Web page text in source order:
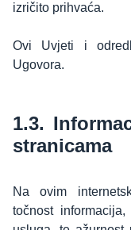
izričito prihvaća.
Ovi Uvjeti i
Ugovora.
1.3.
stranicama
Na ovim
točnost